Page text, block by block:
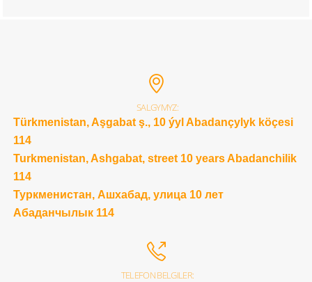
SALGYMYZ:
Türkmenistan, Aşgabat ş., 10 ýyl Abadançylyk köçesi
114
Turkmenistan, Ashgabat, street 10 years Abadanchilik
114
Туркменистан, Ашхабад, улица 10 лет
Абаданчылык 114
TELEFON BELGILER: